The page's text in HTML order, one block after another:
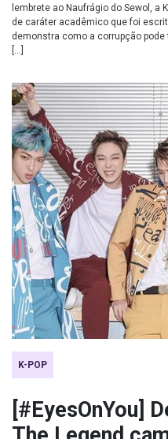
lembrete ao Naufrágio do Sewol, a
de caráter acadêmico que foi
demonstra como a corrupção
[…]
K-POP
[#EyesOnYou]